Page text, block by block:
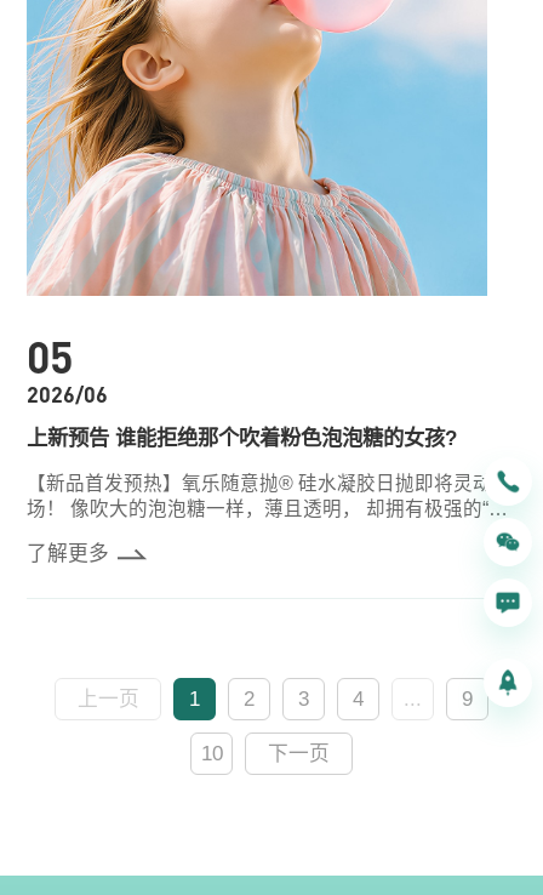
05
2026/06
上新预告 谁能拒绝那个吹着粉色泡泡糖的女孩?
【新品首发预热】氧乐随意抛® 硅水凝胶日抛即将灵动登
场！ 像吹大的泡泡糖一样，薄且透明， 却拥有极强的“呼
糖，不留痕迹，不加负担。
了解更多
上一页 1 2 3 4 ... 9
10 下一页